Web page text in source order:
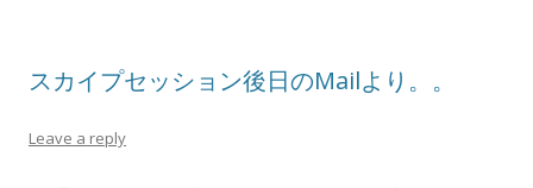
スカイプセッション後日のMailより。。
Leave a reply